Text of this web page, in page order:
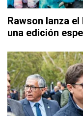
Rawson lanza
una edición